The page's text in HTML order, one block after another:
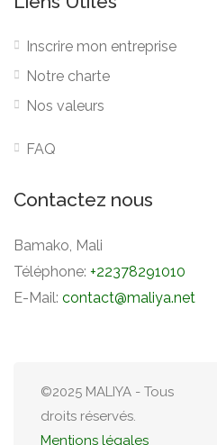
Inscrire mon entreprise
Notre charte
Nos valeurs
FAQ
Contactez nous
Bamako, Mali
Téléphone: +22378291010
E-Mail: contact@maliya.net
©2025 MALIYA - Tous
droits réservés.
Mentions légales